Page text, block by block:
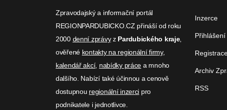
Zpravodajský a informační portál
REGIONPARDUBICKO.CZ přináší od roku
2000 denní zprávyz Pardubického kraje,
ověřené kontakty na regionální firmy,
kalendář akcí, nabídky práce a mnoho
dalšího. Nabízí také účinnou a cenově
dostupnou regionální inzerci pro
podnikatele i jednotlivce.
Inzerce
Přihlášení
Archiv
RSS